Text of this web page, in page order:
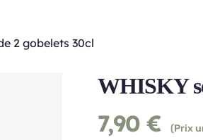
2 gobelets 30cl
WHISKY
7,90 € (Prix